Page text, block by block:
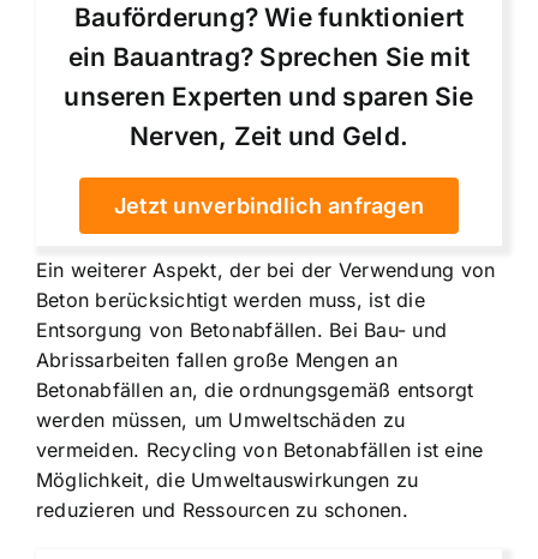
Bauförderung? Wie funktioniert
ein Bauantrag? Sprechen Sie mit
unseren Experten und sparen Sie
Nerven, Zeit und Geld.
Jetzt unverbindlich anfragen
Ein weiterer Aspekt, der bei der Verwendung von
Beton berücksichtigt werden muss, istdie
Entsorgung von Betonabfällen. Bei Bau- und
Abrissarbeiten fallen große Mengen an
Betonabfällen an, die ordnungsgemäß entsorgt
werden müssen, um Umweltschäden zu
vermeiden. Recycling von Betonabfällen ist eine
Möglichkeit, die Umweltauswirkungen zu
reduzieren und Ressourcen zu schonen.